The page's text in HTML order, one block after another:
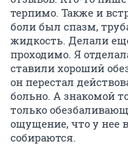
терпимо. Также и
боли был спазм,
жидкость. Делали
проходимо. Я
ставили хороший
он перестал
больно. А знакомой
только
ощущение, что у нее
собираются.